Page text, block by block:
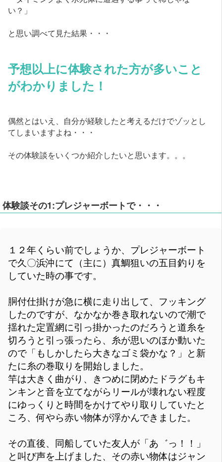
い？」
と思い調べて見た結果・・・
予想以上に体験された方が多いこと
がわかりました！
偶然とはいえ、自分が経験したと考えるだけでゾッとし
てしまいますよね・・・
その体験談をいくつか紹介したいと思います。。。
体験談その1:プレジャーボートで・・・
１２年くらい前でしょうか、プレジャーボート
で久〇浜沖にて（主に）真鯛狙いの五目釣りを
していた時の事です。
胴付仕掛けが急に横に走り出して、フッキング
したのですが、なかなか巻き取れないので潮で
揺れた定置網に引っ掛かったのだろうと道糸を
切ろうと引っ張ったら、糸が思いのほか動いた
ので「もしかしたら大きなゴミ袋かな？」と新
たに糸の巻取りを開始しました。
竿は大きく曲がり、きつめに閉めたドラグもキ
ンキンと音を立てながらリールが壊れない程度
にゆっくりと時間をかけてやり取りしていたと
ころ、何やら赤い物体が浮かんできました。
その直後、同船していた友人が「あ゛っ！！」
と叫び声を上げました、その赤い物体はジャン